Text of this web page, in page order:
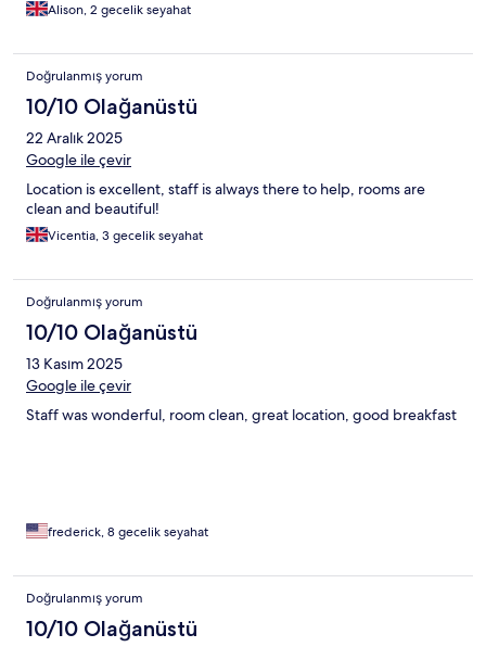
Alison, 2 gecelik seyahat
Doğrulanmış yorum
10/10 Olağanüstü
22 Aralık 2025
Google ile çevir
Location is excellent, staff is always there to help, rooms are
clean and beautiful!
Vicentia, 3 gecelik seyahat
Doğrulanmış yorum
10/10 Olağanüstü
13 Kasım 2025
Google ile çevir
Staff was wonderful, room clean, great location, good breakfast
frederick, 8 gecelik seyahat
Doğrulanmış yorum
10/10 Olağanüstü